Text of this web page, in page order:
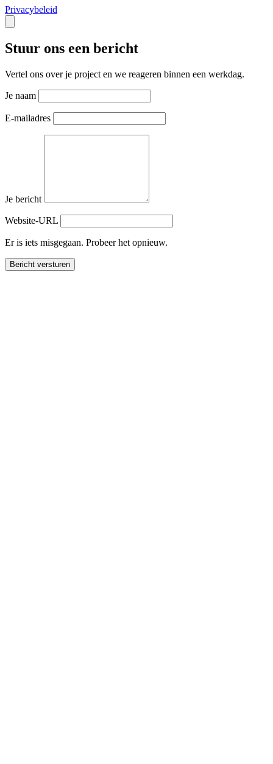
Privacybeleid
Stuur ons een bericht
Vertel ons over je project en we reageren binnen een werkdag.
Je naam
E-mailadres
Je bericht
Website-URL
Er is iets misgegaan. Probeer het opnieuw.
Bericht versturen